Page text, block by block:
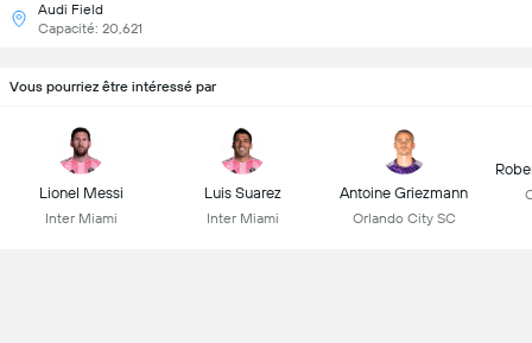
Audi Field
Capacité: 20,621
Vous pourriez être intéressé par
Lionel Messi
Inter Miami
Luis Suarez
Inter Miami
Antoine Griezmann
Orlando City SC